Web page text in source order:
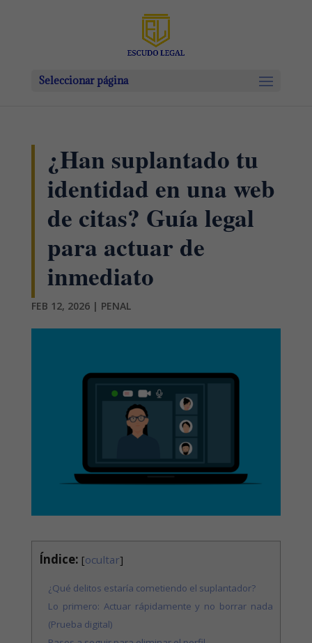
Seleccionar página
¿Han suplantado tu
identidad en una web
de citas? Guía legal
para actuar de
inmediato
FEB 12, 2026| PENAL
Índice: [ocultar]
¿Qué delitos estaría cometiendo el suplantador?
Lo primero: Actuar rápidamente y no borrar nada
(Prueba digital)